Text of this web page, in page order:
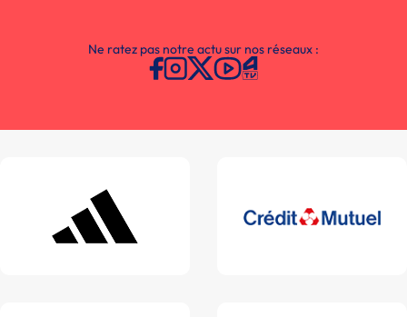
Ne ratez pas notre actu sur nos réseaux :